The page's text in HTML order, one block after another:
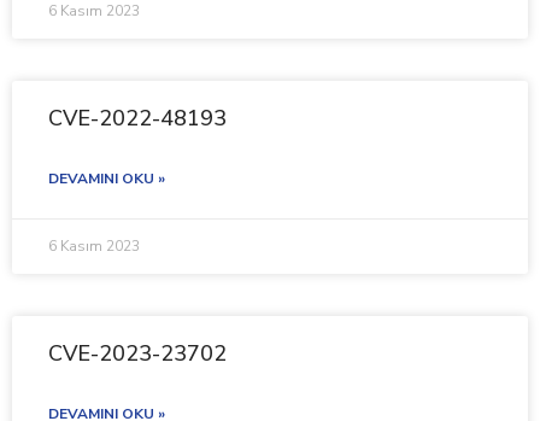
6 Kasım 2023
CVE-2022-48193
DEVAMINI OKU »
6 Kasım 2023
CVE-2023-23702
DEVAMINI OKU »